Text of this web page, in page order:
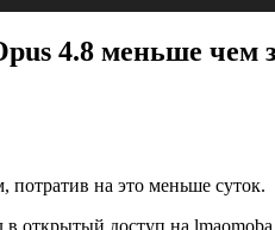
4.8 меньше чем
на это меньше суток.
открытый доступ на